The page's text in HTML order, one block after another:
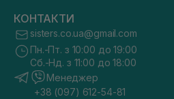
КОНТАКТИ
sisters.co.ua@gmail.com
Пн.-Пт. з 10:00 до 19:00
Сб.-Нд. з 11:00 до 18:00
Менеджер
+38 (097) 612-54-81